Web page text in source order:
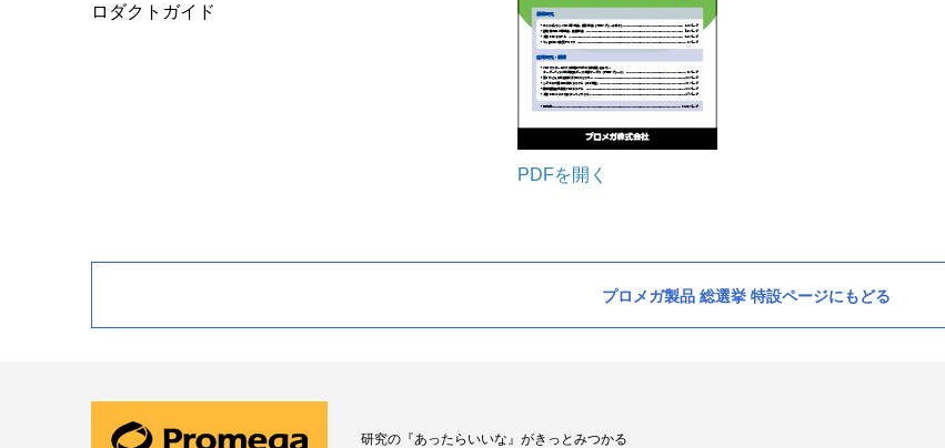
ロダクトガイド
PDFを開く
プロメガ製品 総選挙 特設ページにもどる
研究の『あったらいいな』がきっとみつかる